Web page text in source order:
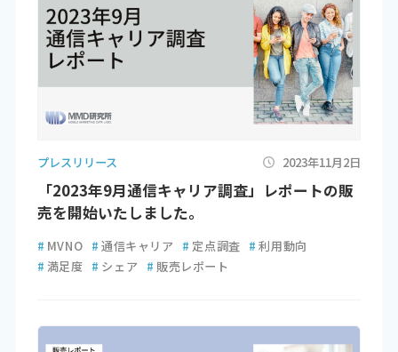
プレスリリース 2023年11月2日
「2023年9月通信キャリア調査」レポートの販
売を開始いたしました。
# MVNO # 通信キャリア # 定点調査 # 利用動向
# 満足度 # シェア # 販売レポート